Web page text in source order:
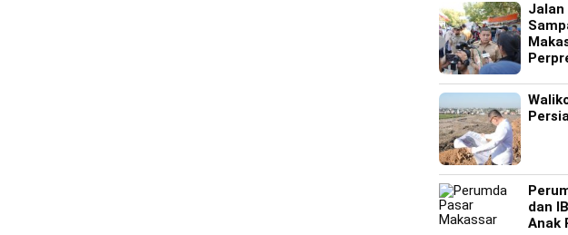
Jalan
dan
Anak